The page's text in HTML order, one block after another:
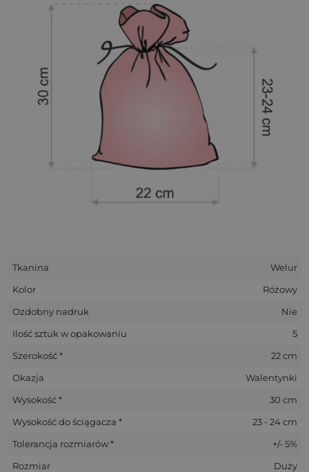
na kolekcji drogocennych monet. To idealna forma
opakowania na prezent lub upominek na każdą okazję! Dzięki
temu, że to przewiewny materiał, nie musimy się obawiać
nieprzyjemnego zapachu przedmiotów schowanych w tych
woreczkach. Welur już od wielu lat był uznawany za materiał
ekskluzywny i wykorzystywany przy produkcji obuwia,
odzieży oraz wyrobów tapicerskich. Polecamy nasze worki
welurowe idealne na każdą okoliczność oraz event!
Tkanina
Welur
Kolor
Różowy
Ozdobny nadruk
Nie
Ilość sztuk w opakowaniu
5
Szerokość *
22 cm
Okazja
Walentynki
Wysokość *
30 cm
Wysokość do ściągacza *
23 - 24 cm
Tolerancja rozmiarów *
+/- 5%
Rozmiar
Duży